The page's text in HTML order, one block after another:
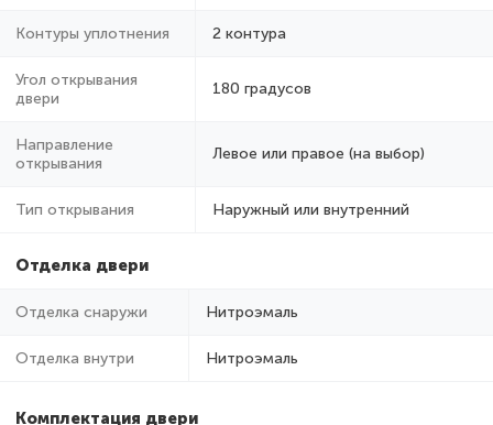
Контуры уплотнения 2 контура
Угол открывания
двери
180 градусов
Направление
открывания
Левое или правое (на выбор)
Тип открывания Наружный или внутренний
Отделка двери
Отделка снаружи Нитроэмаль
Отделка внутри Нитроэмаль
Комплектация двери